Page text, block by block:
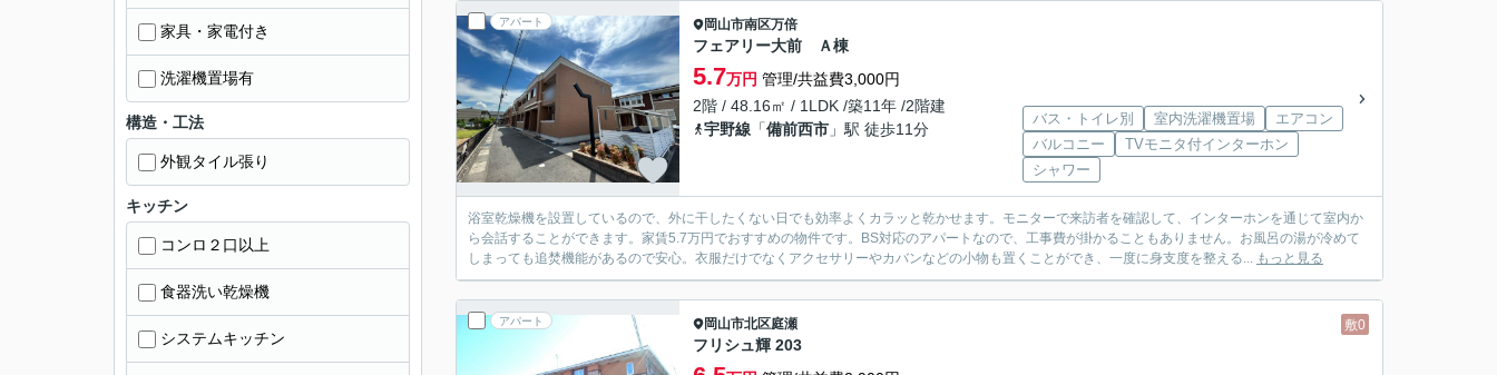
アパート 岡山市南区万倍
フェアリー大前 Ａ棟
5.7万円 管理/共益費3,000円
2階 / 48.16㎡ / 1LDK /築11年 /2階建
宇野線 「備前西市 」駅 徒歩11分
バス・トイレ別 室内洗濯機置場
エアコン
バルコニー
TVモニタ付インターホン
シャワー
浴室乾燥機を設置しているので、外に干したくない日でも効率よくカラッと乾かせます。モニターで来訪者を確認して、インターホンを通じて室内か
ら会話することができます。家賃5.7万円でおすすめの物件です。BS対応のアパートなので、工事費が掛かることもありません。お風呂の湯が冷めて
しまっても追焚機能があるので安心。衣服だけでなくアクセサリーやカバンなどの小物も置くことができ、一度に身支度を整える... もっと見る
アパート 敷0
岡山市北区庭瀬
フリシュ輝 203
家具・家電付き
洗濯機置場有
構造・工法
外観タイル張り
キッチン
コンロ２口以上
食器洗い乾燥機
システムキッチン